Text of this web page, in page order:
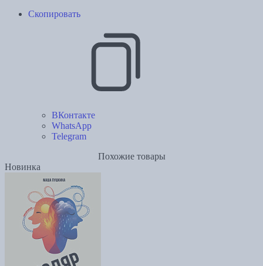
Скопировать
ВКонтакте
WhatsApp
Telegram
Похожие товары
Новинка